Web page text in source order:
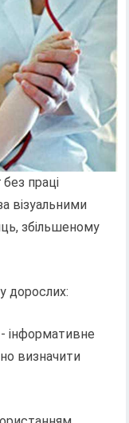
праці
візуальними
збільшеному
дорослих:
інформативне
визначити